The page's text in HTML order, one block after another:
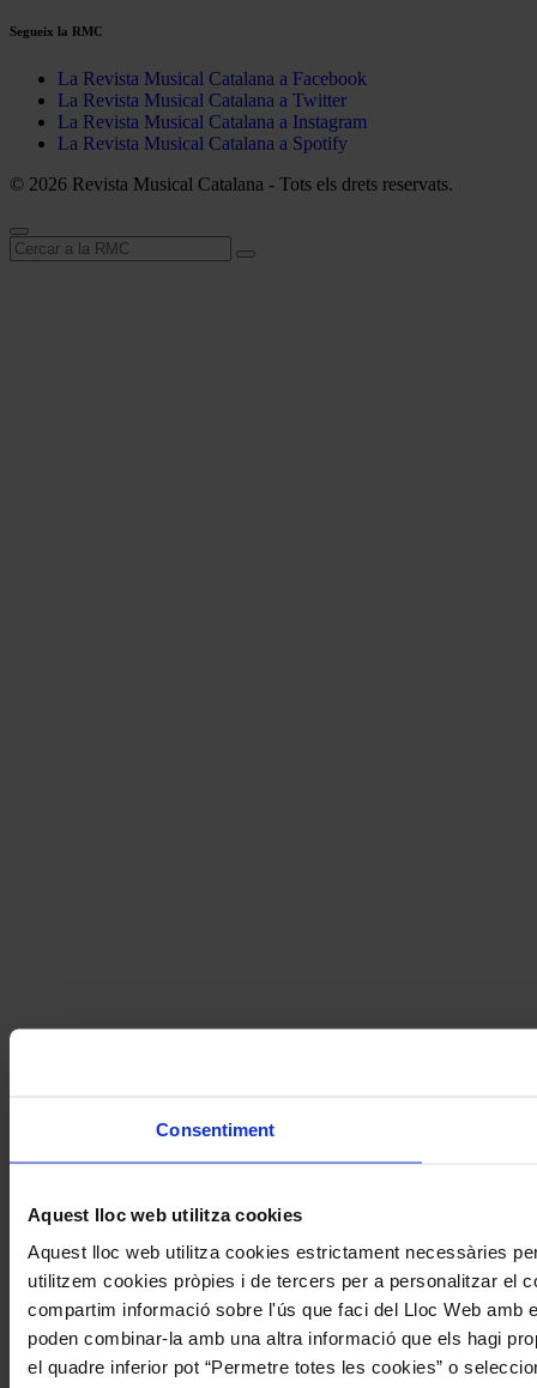
Consentiment
Aquest lloc web utilitza cookies
Aquest lloc web utilitza cookies estrictament necessàries
utilitzem cookies pròpies i de tercers per a personalitzar el
compartim informació sobre l'ús que faci del Lloc Web
poden combinar-la amb una altra informació que els hagi
el quadre inferior pot “Permetre totes les cookies” o
Segueix la RMC
La Revista Musical Catalana a Facebook
La Revista Musical Catalana a Twitter
La Revista Musical Catalana a Instagram
La Revista Musical Catalana a Spotify
© 2026 Revista Musical Catalana - Tots els drets reservats.
Cerca